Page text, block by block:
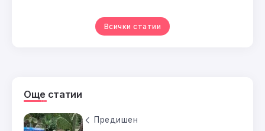
Всички статии
Още статии
Предишен